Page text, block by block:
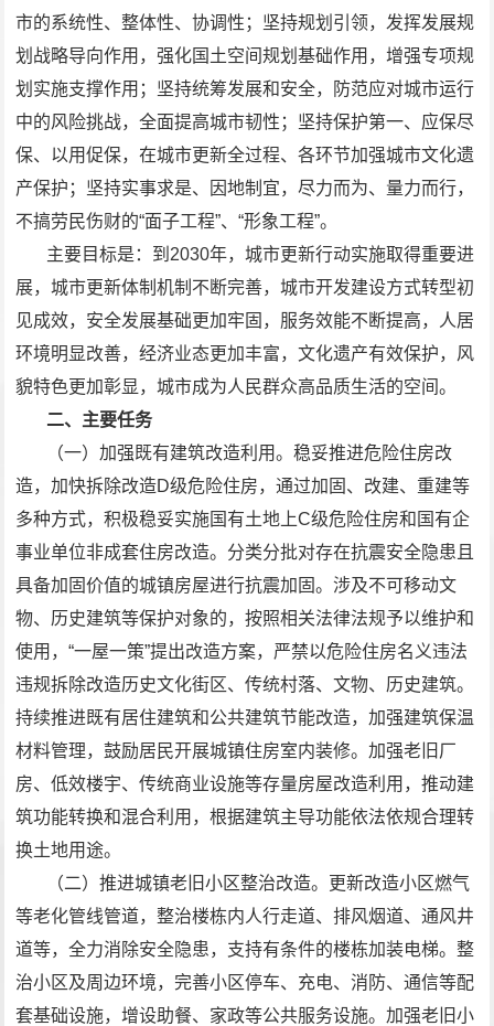
市的系统性、整体性、协调性；坚持规划引领，发挥发展规
划战略导向作用，强化国土空间规划基础作用，增强专项规
划实施支撑作用；坚持统筹发展和安全，防范应对城市运行
中的风险挑战，全面提高城市韧性；坚持保护第一、应保尽
保、以用促保，在城市更新全过程、各环节加强城市文化遗
产保护；坚持实事求是、因地制宜，尽力而为、量力而行，
不搞劳民伤财的“面子工程”、“形象工程”。
主要目标是：到2030年，城市更新行动实施取得重要进
展，城市更新体制机制不断完善，城市开发建设方式转型初
见成效，安全发展基础更加牢固，服务效能不断提高，人居
环境明显改善，经济业态更加丰富，文化遗产有效保护，风
貌特色更加彰显，城市成为人民群众高品质生活的空间。
二、主要任务
（一）加强既有建筑改造利用。稳妥推进危险住房改
造，加快拆除改造D级危险住房，通过加固、改建、重建等
多种方式，积极稳妥实施国有土地上C级危险住房和国有企
事业单位非成套住房改造。分类分批对存在抗震安全隐患且
具备加固价值的城镇房屋进行抗震加固。涉及不可移动文
物、历史建筑等保护对象的，按照相关法律法规予以维护和
使用，“一屋一策”提出改造方案，严禁以危险住房名义违法
违规拆除改造历史文化街区、传统村落、文物、历史建筑。
持续推进既有居住建筑和公共建筑节能改造，加强建筑保温
材料管理，鼓励居民开展城镇住房室内装修。加强老旧厂
房、低效楼宇、传统商业设施等存量房屋改造利用，推动建
筑功能转换和混合利用，根据建筑主导功能依法依规合理转
换土地用途。
（二）推进城镇老旧小区整治改造。更新改造小区燃气
等老化管线管道，整治楼栋内人行走道、排风烟道、通风井
道等，全力消除安全隐患，支持有条件的楼栋加装电梯。整
治小区及周边环境，完善小区停车、充电、消防、通信等配
套基础设施，增设助餐、家政等公共服务设施。加强老旧小